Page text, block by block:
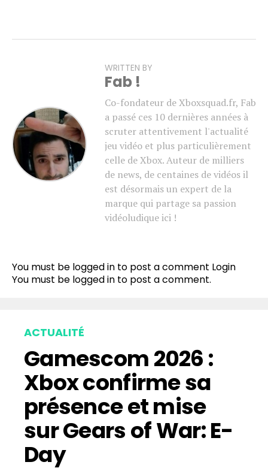
WRITTEN BY
Fab !
Co-fondateur de Xboxsquad.fr, Fab
a passé ces 10 dernières années à
scruter attentivement l'actualité
jeu vidéo et plus particulièrement
celle de Xbox. Auteur de milliers
de news, de centaines de vidéos il
est désormais un expert de la
marque qui partage sa passion
vidéoludique ici !
You must be logged in to post a comment Login
You must be logged in to post a comment.
ACTUALITÉ
Gamescom 2026 :
Xbox confirme sa
présence et mise
sur Gears of War: E-
Day